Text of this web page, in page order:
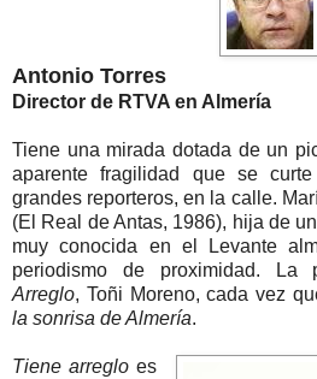
Antonio Torres
Director de RTVA en Almería
Tiene una mirada dotada de un
aparente fragilidad que se
grandes reporteros, en la calle.
(El Real de Antas, 1986), hija de
muy conocida en el Levante
periodismo de proximidad. La
Arreglo, Toñi Moreno, cada vez
la sonrisa de Almería.
Tiene arreglo es